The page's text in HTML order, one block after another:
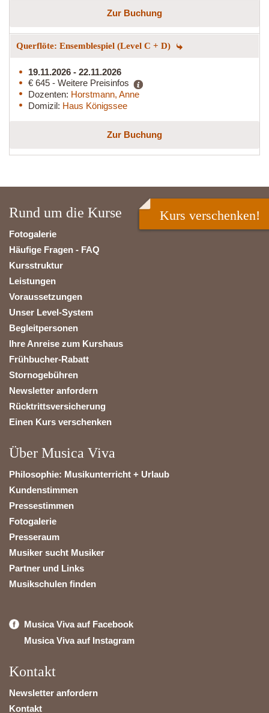
Zur Buchung
Querflöte: Ensemblespiel (Level C + D)
19.11.2026 - 22.11.2026
€ 645 - Weitere Preisinfos
Dozenten: Horstmann, Anne
Domizil: Haus Königssee
Zur Buchung
Rund um die Kurse
Fotogalerie
Häufige Fragen - FAQ
Kursstruktur
Leistungen
Voraussetzungen
Unser Level-System
Begleitpersonen
Ihre Anreise zum Kurshaus
Frühbucher-Rabatt
Stornogebühren
Newsletter anfordern
Rücktrittsversicherung
Einen Kurs verschenken
Über Musica Viva
Philosophie: Musikunterricht + Urlaub
Kundenstimmen
Pressestimmen
Fotogalerie
Presseraum
Musiker sucht Musiker
Partner und Links
Musikschulen finden
Musica Viva auf Facebook
Musica Viva auf Instagram
Kontakt
Newsletter anfordern
Kontakt
Kurs verschenken!